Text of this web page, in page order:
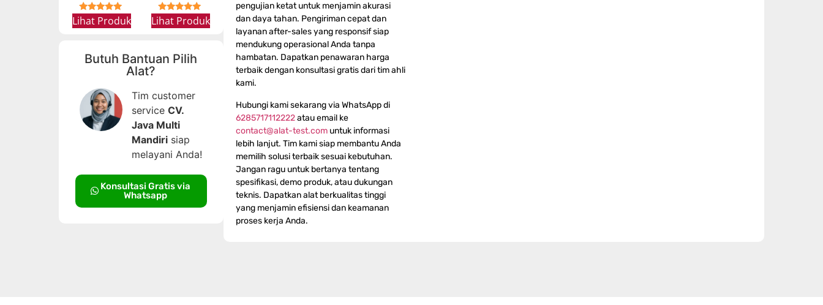
★★★★★
Lihat Produk ★★★★★
Lihat Produk
Butuh Bantuan Pilih
Alat?
Tim customer
service CV.
Java Multi
Mandiri siap
melayani Anda!
Konsultasi Gratis via
Whatsapp
pengujian ketat untuk menjamin akurasi
dan daya tahan. Pengiriman cepat dan
layanan after-sales yang responsif siap
mendukung operasional Anda tanpa
hambatan. Dapatkan penawaran harga
terbaik dengan konsultasi gratis dari tim ahli
kami.
Hubungi kami sekarang via WhatsApp di
6285717112222atau email ke
contact@alat-test.comuntuk informasi
lebih lanjut. Tim kami siap membantu Anda
memilih solusi terbaik sesuai kebutuhan.
Jangan ragu untuk bertanya tentang
spesifikasi, demo produk, atau dukungan
teknis. Dapatkan alat berkualitas tinggi
yang menjamin efisiensi dan keamanan
proses kerja Anda.